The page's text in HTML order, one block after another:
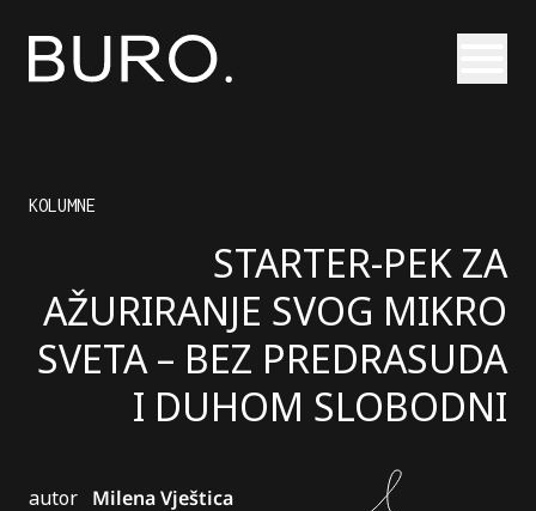
KOLUMNE
STARTER-PEK ZA
AŽURIRANJE SVOG MIKRO
SVETA – BEZ PREDRASUDA
I DUHOM SLOBODNI
autor Milena Vještica